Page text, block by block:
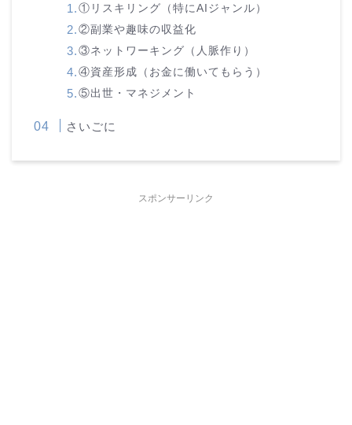
①リスキリング（特にAIジャンル）
②副業や趣味の収益化
③ネットワーキング（人脈作り）
④資産形成（お金に働いてもらう）
⑤出世・マネジメント
さいごに
スポンサーリンク